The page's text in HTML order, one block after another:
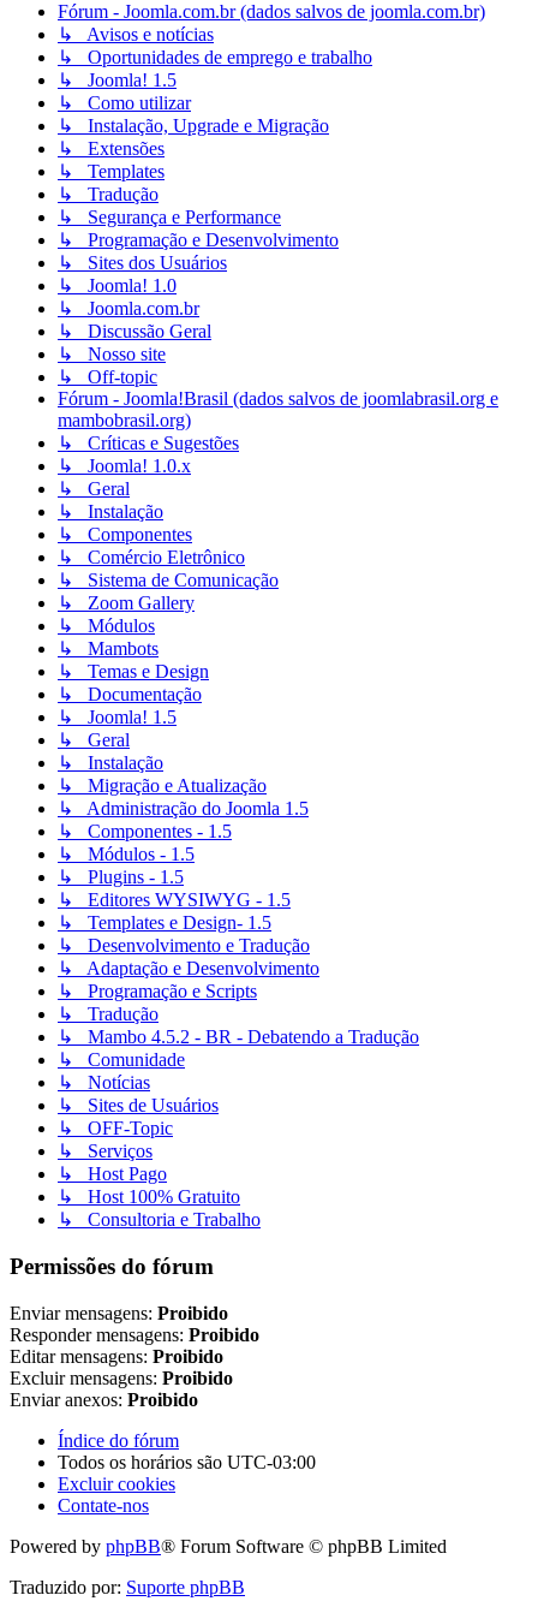
Fórum - Joomla.com.br (dados salvos de joomla.com.br)
↳ Avisos e notícias
↳ Oportunidades de emprego e trabalho
↳ Joomla! 1.5
↳ Como utilizar
↳ Instalação, Upgrade e Migração
↳ Extensões
↳ Templates
↳ Tradução
↳ Segurança e Performance
↳ Programação e Desenvolvimento
↳ Sites dos Usuários
↳ Joomla! 1.0
↳ Joomla.com.br
↳ Discussão Geral
↳ Nosso site
↳ Off-topic
Fórum - Joomla!Brasil (dados salvos de joomlabrasil.org e
mambobrasil.org)
↳ Críticas e Sugestões
↳ Joomla! 1.0.x
↳ Geral
↳ Instalação
↳ Componentes
↳ Comércio Eletrônico
↳ Sistema de Comunicação
↳ Zoom Gallery
↳ Módulos
↳ Mambots
↳ Temas e Design
↳ Documentação
↳ Joomla! 1.5
↳ Geral
↳ Instalação
↳ Migração e Atualização
↳ Administração do Joomla 1.5
↳ Componentes - 1.5
↳ Módulos - 1.5
↳ Plugins - 1.5
↳ Editores WYSIWYG - 1.5
↳ Templates e Design- 1.5
↳ Desenvolvimento e Tradução
↳ Adaptação e Desenvolvimento
↳ Programação e Scripts
↳ Tradução
↳ Mambo 4.5.2 - BR - Debatendo a Tradução
↳ Comunidade
↳ Notícias
↳ Sites de Usuários
↳ OFF-Topic
↳ Serviços
↳ Host Pago
↳ Host 100% Gratuito
↳ Consultoria e Trabalho
Permissões do fórum
Enviar mensagens: Proibido
Responder mensagens: Proibido
Editar mensagens: Proibido
Excluir mensagens: Proibido
Enviar anexos: Proibido
Índice do fórum
Todos os horários são UTC-03:00
Excluir cookies
Contate-nos
Powered by phpBB® Forum Software © phpBB Limited
Traduzido por: Suporte phpBB